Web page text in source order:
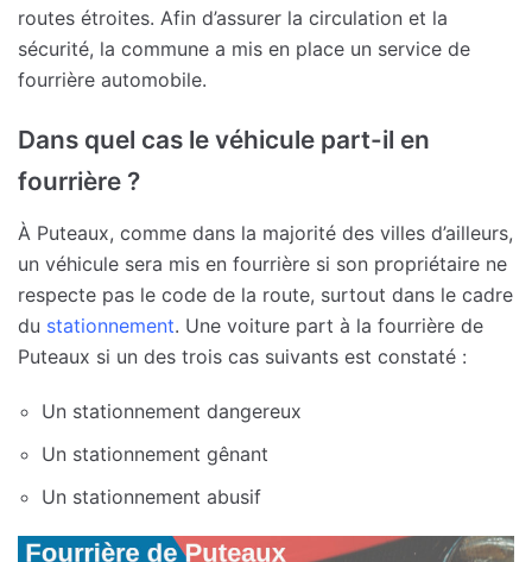
routes étroites. Afin d’assurer la circulation et la
sécurité, la commune a mis en place un service de
fourrière automobile.
Dans quel cas le véhicule part-il en
fourrière ?
À Puteaux, comme dans la majorité des villes d’ailleurs,
un véhicule sera mis en fourrière si son propriétaire ne
respecte pas le code de la route, surtout dans le cadre
du stationnement. Une voiture part à la fourrière de
Puteaux si un des trois cas suivants est constaté :
Un stationnement dangereux
Un stationnement gênant
Un stationnement abusif